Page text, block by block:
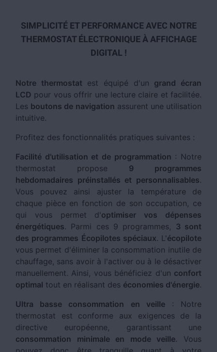
SIMPLICITÉ ET PERFORMANCE AVEC NOTRE
THERMOSTAT ÉLECTRONIQUE À AFFICHAGE
DIGITAL !
Notre thermostat est équipé d'un grand écran
LCD pour vous offrir une lecture claire et facilitée.
Les boutons de navigation assurent une utilisation
intuitive.
Profitez des fonctionnalités pratiques suivantes :
Facilité d'utilisation et de programmation : Notre
thermostat propose 9 programmes
hebdomadaires préinstallés et personnalisables.
Vous pouvez ainsi ajuster la température de
chaque pièce en fonction de son occupation, ce
qui vous permet d'optimiser vos dépenses
énergétiques. Parmi ces 9 programmes, 3 sont
des programmes Écopilotes spéciaux. L'écopilote
vous permet d'éliminer la consommation inutile de
chauffage, sans avoir à l'activer ou à le désactiver
manuellement. Ainsi, vous bénéficiez d'un confort
optimal tout en réalisant des économies d'énergie.
Ultra basse consommation en veille: Notre
thermostat est conforme aux exigences de la
directive européenne, garantissant une
consommation minimale en mode veille. Vous